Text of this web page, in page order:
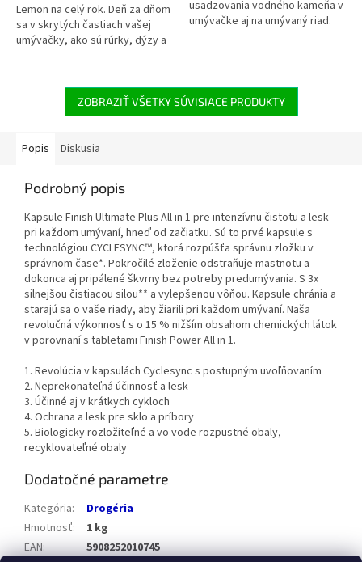
Lemon na celý rok. Deň za dňom
sa v skrytých častiach vašej
umývačky, ako sú rúrky, dýzy a
usadzovania vodného kameňa v
umývačke aj na umývaný riad.
ZOBRAZIŤ VŠETKY SÚVISIACE PRODUKTY
Popis Diskusia
Podrobný popis
Kapsule Finish Ultimate Plus All in 1 pre intenzívnu čistotu a lesk
pri každom umývaní, hneď od začiatku. Sú to prvé kapsule s
technológiou CYCLESYNC™, ktorá rozpúšťa správnu zložku v
správnom čase*. Pokročilé zloženie odstraňuje mastnotu a
dokonca aj pripálené škvrny bez potreby predumývania. S 3x
silnejšou čistiacou silou** a vylepšenou vôňou. Kapsule chránia a
starajú sa o vaše riady, aby žiarili pri každom umývaní. Naša
revolučná výkonnosť s o 15 % nižším obsahom chemických látok
v porovnaní s tabletami Finish Power All in 1.
1. Revolúcia v kapsulách Cyclesync s postupným uvoľňovaním
2. Neprekonateľná účinnosť a lesk
3. Účinné aj v krátkych cykloch
4. Ochrana a lesk pre sklo a príbory
5. Biologicky rozložiteľné a vo vode rozpustné obaly,
recyklovateľné obaly
Dodatočné parametre
Kategória:
Drogéria
Hmotnosť:
1 kg
EAN:
5908252010745